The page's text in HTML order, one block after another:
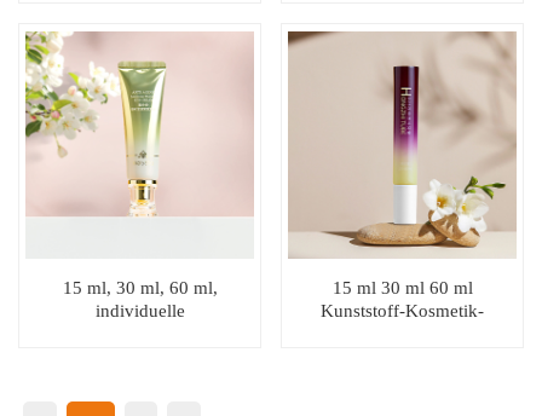
Tubenverpackung
15 ml, 30 ml, 60 ml,
individuelle
15 ml 30 ml 60 ml
Kunststoff-Kosmetik-